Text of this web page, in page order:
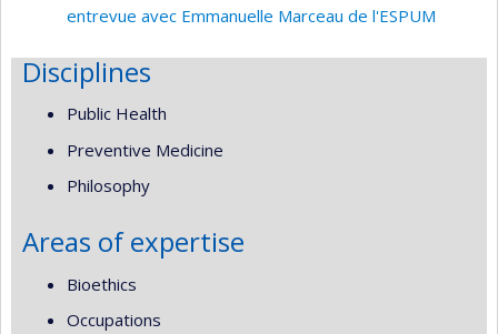
entrevue avec Emmanuelle Marceau de l'ESPUM
Disciplines
Public Health
Preventive Medicine
Philosophy
Areas of expertise
Bioethics
Occupations